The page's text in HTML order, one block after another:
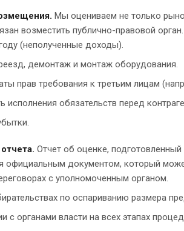
Мы оцениваем не только
возместить публично-правовой
(неполученные доходы).
демонтаж и монтаж оборудования.
прав требования к третьим лицам
исполнения обязательств перед
Отчет об оценке,
официальным документом, который
с уполномоченным органом.
по оспариванию размера
с органами власти на всех этапах